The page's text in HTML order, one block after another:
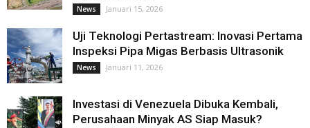
News Januari 15, 2026
Uji Teknologi Pertastream: Inovasi Pertama
Inspeksi Pipa Migas Berbasis Ultrasonik
News Januari 11, 2026
Investasi di Venezuela Dibuka Kembali,
Perusahaan Minyak AS Siap Masuk?